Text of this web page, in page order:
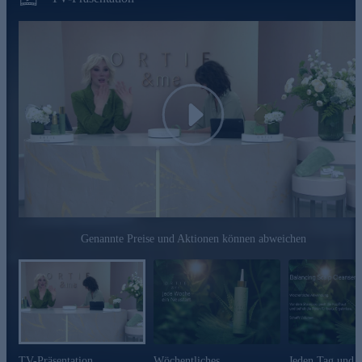
in die üppige Natur, wo jede Brise eine Geschichte von
Reinheit und Lebendigkeit erzählt.
Die Hauptinhaltsstoffe im Überblick
Scalp Balancing Complexist eine einzigartige 3er
Wirkstoffkombination aus Brennnesselextrakt,
Kürbisextrakt und dem Scalp Soother. Er bringt die
Kopfhaut in Balance und unterstützt das Haarwachstum
optimal.
Verringerung des Haarausfalls und zu Verbesserung des
Entzündungsmarkern zu reduzieren, besänftigt die gereizte
Entzündungen durch Haarfärbemittel.
Brennneselextrakt
besitzt besonders milde und
hautverträgliche Eigenschaften und bringt die Kopfhaut
wieder in Balance.
Kopfhautreiniger online bestellen und vitales Haar
Play
Genannte Preise und Aktionen können abweichen